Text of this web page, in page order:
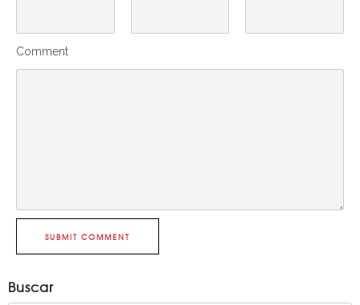
Comment
SUBMIT COMMENT
Buscar